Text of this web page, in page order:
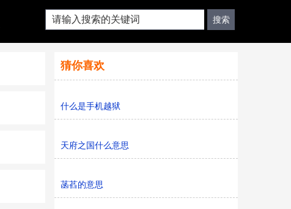
猜你喜欢
什么是手机越狱
天府之国什么意思
菡萏的意思